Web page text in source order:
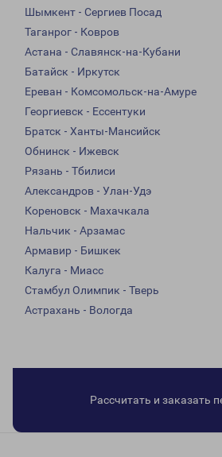
Шымкент - Сергиев Посад
Таганрог - Ковров
Астана - Славянск-на-Кубани
Батайск - Иркутск
Ереван - Комсомольск-на-Амуре
Георгиевск - Ессентуки
Братск - Ханты-Мансийск
Обнинск - Ижевск
Рязань - Тбилиси
Александров - Улан-Удэ
Кореновск - Махачкала
Нальчик - Арзамас
Армавир - Бишкек
Калуга - Миасс
Стамбул Олимпик - Тверь
Астрахань - Вологда
Рассчитать и заказать